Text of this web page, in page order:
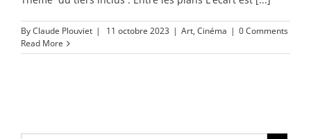
ByClaude Plouviet | 11 octobre 2023 | Art, Cinéma | 0 Comments
Read More